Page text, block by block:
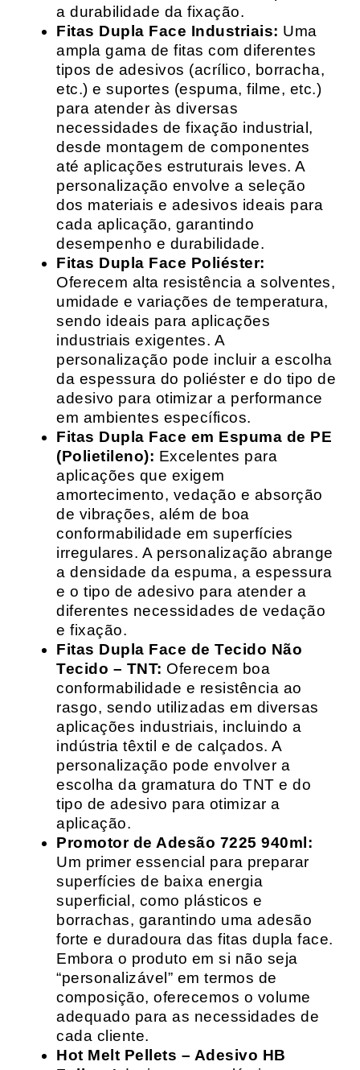
a durabilidade da fixação.
Fitas Dupla Face Industriais: Uma
ampla gama de fitas com diferentes
tipos de adesivos (acrílico, borracha,
etc.) e suportes (espuma, filme, etc.)
para atender às diversas
necessidades de fixação industrial,
desde montagem de componentes
até aplicações estruturais leves. A
personalização envolve a seleção
dos materiais e adesivos ideais para
cada aplicação, garantindo
desempenho e durabilidade.
Fitas Dupla Face Poliéster:
Oferecem alta resistência a solventes,
umidade e variações de temperatura,
sendo ideais para aplicações
industriais exigentes. A
personalização pode incluir a escolha
da espessura do poliéster e do tipo de
adesivo para otimizar a performance
em ambientes específicos.
Fitas Dupla Face em Espuma de PE
(Polietileno): Excelentes para
aplicações que exigem
amortecimento, vedação e absorção
de vibrações, além de boa
conformabilidade em superfícies
irregulares. A personalização abrange
a densidade da espuma, a espessura
e o tipo de adesivo para atender a
diferentes necessidades de vedação
e fixação.
Fitas Dupla Face de Tecido Não
Tecido – TNT: Oferecem boa
conformabilidade e resistência ao
rasgo, sendo utilizadas em diversas
aplicações industriais, incluindo a
indústria têxtil e de calçados. A
personalização pode envolver a
escolha da gramatura do TNT e do
tipo de adesivo para otimizar a
aplicação.
Promotor de Adesão 7225 940ml:
Um primer essencial para preparar
superfícies de baixa energia
superficial, como plásticos e
borrachas, garantindo uma adesão
forte e duradoura das fitas dupla face.
Embora o produto em si não seja
“personalizável” em termos de
composição, oferecemos o volume
adequado para as necessidades de
cada cliente.
Hot Melt Pellets – Adesivo HB